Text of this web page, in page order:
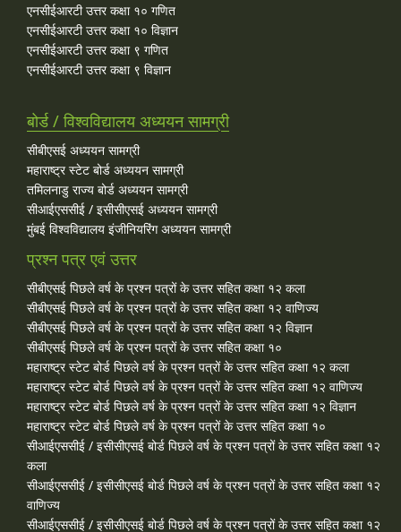
एनसीईआरटी उत्तर कक्षा १० गणित
एनसीईआरटी उत्तर कक्षा १० विज्ञान
एनसीईआरटी उत्तर कक्षा ९ गणित
एनसीईआरटी उत्तर कक्षा ९ विज्ञान
बोर्ड / विश्वविद्यालय अध्ययन सामग्री
सीबीएसई अध्ययन सामग्री
महाराष्ट्र स्टेट बोर्ड अध्ययन सामग्री
तमिलनाडु राज्य बोर्ड अध्ययन सामग्री
सीआईएससीई / इसीसीएसई अध्ययन सामग्री
मुंबई विश्वविद्यालय इंजीनियरिंग अध्ययन सामग्री
प्रश्न पत्र एवं उत्तर
सीबीएसई पिछले वर्ष के प्रश्न पत्रों के उत्तर सहित कक्षा १२ कला
सीबीएसई पिछले वर्ष के प्रश्न पत्रों के उत्तर सहित कक्षा १२ वाणिज्य
सीबीएसई पिछले वर्ष के प्रश्न पत्रों के उत्तर सहित कक्षा १२ विज्ञान
सीबीएसई पिछले वर्ष के प्रश्न पत्रों के उत्तर सहित कक्षा १०
महाराष्ट्र स्टेट बोर्ड पिछले वर्ष के प्रश्न पत्रों के उत्तर सहित कक्षा १२ कला
महाराष्ट्र स्टेट बोर्ड पिछले वर्ष के प्रश्न पत्रों के उत्तर सहित कक्षा १२ वाणिज्य
महाराष्ट्र स्टेट बोर्ड पिछले वर्ष के प्रश्न पत्रों के उत्तर सहित कक्षा १२ विज्ञान
महाराष्ट्र स्टेट बोर्ड पिछले वर्ष के प्रश्न पत्रों के उत्तर सहित कक्षा १०
सीआईएससीई / इसीसीएसई बोर्ड पिछले वर्ष के प्रश्न पत्रों के उत्तर सहित कक्षा १२
कला
सीआईएससीई / इसीसीएसई बोर्ड पिछले वर्ष के प्रश्न पत्रों के उत्तर सहित कक्षा १२
वाणिज्य
सीआईएससीई / इसीसीएसई बोर्ड पिछले वर्ष के प्रश्न पत्रों के उत्तर सहित कक्षा १२